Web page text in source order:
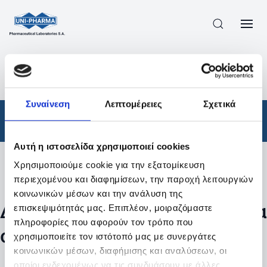
Συναίνεση Λεπτομέρειες Σχετικά
Αυτή η ιστοσελίδα χρησιμοποιεί cookies
Χρησιμοποιούμε cookie για την εξατομίκευση
περιεχομένου και διαφημίσεων, την παροχή λειτουργιών
κοινωνικών μέσων και την ανάλυση της
επισκεψιμότητάς μας. Επιπλέον, μοιραζόμαστε
πληροφορίες που αφορούν τον τρόπο που
χρησιμοποιείτε τον ιστότοπό μας με συνεργάτες
κοινωνικών μέσων, διαφήμισης και αναλύσεων, οι
οποίοι ενδεχομένως να τις συνδυάσουν με άλλες
ΠΡΟΪΟΝΤΑ
ΑΠΟΤΕΛΕΣΜΑΤΑ ΑΝΑΖΗΤΗΣΗΣ
Φάρμακα
Φίλτρα
Δεν βρέθηκαν προϊόντα με τα
συγκεκριμένα φίλτρα